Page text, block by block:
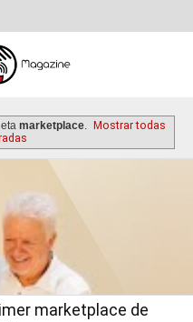
marketplace.
Mostrar todas
marketplace de